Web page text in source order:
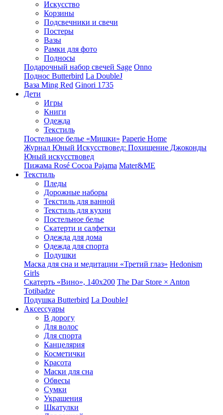
Искусство
Корзины
Подсвечники и свечи
Постеры
Вазы
Рамки для фото
Подносы
Подарочный набор свечей Sage Onno
Поднос Butterbird La DoubleJ
Ваза Ming Red Ginori 1735
Дети
Игры
Книги
Одежда
Текстиль
Постельное белье «Мишки» Paperie Home
Журнал Юный Искусствовед: Похищение Джоконды
Юный искусствовед
Пижама Rosé Cocoa Pajama Mater&ME
Текстиль
Пледы
Дорожные наборы
Текстиль для ванной
Текстиль для кухни
Постельное белье
Скатерти и салфетки
Одежда для дома
Одежда для спорта
Подушки
Маска для сна и медитации «Третий глаз» Hedonism
Girls
Скатерть «Вино», 140х200 The Dar Store × Anton
Totibadze
Подушка Butterbird La DoubleJ
Аксессуары
В дорогу
Для волос
Для спорта
Канцелярия
Косметички
Красота
Маски для сна
Обвесы
Сумки
Украшения
Шкатулки